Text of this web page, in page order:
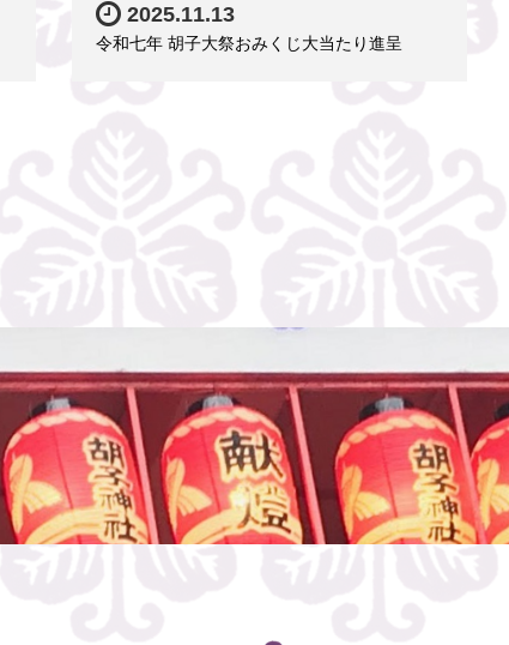
2025.11.13
令和七年 胡子大祭おみくじ大当たり進呈